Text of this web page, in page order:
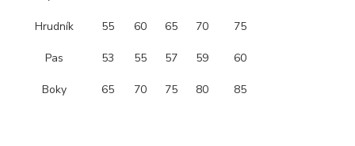
Hrudník 55 60 65 70 75
Pas 53 55 57 59 60
Boky 65 70 75 80 85